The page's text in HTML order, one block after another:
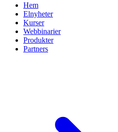
Hem
Elnyheter
Kurser
Webbinarier
Produkter
Partners